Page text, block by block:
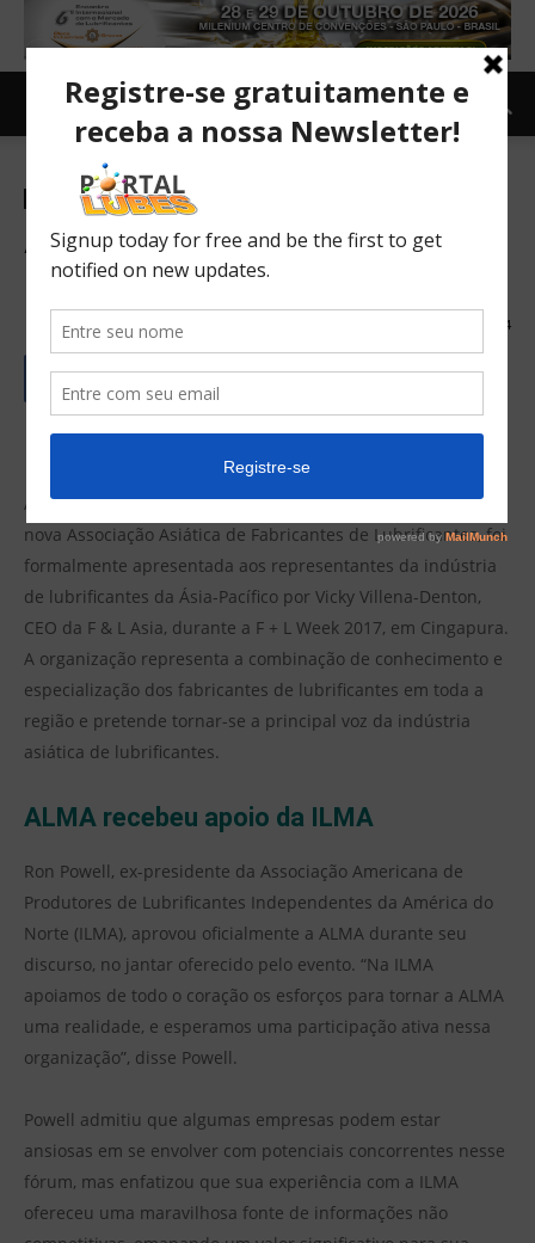
Mercado Internacional
ALMA nasce com apoio da
indústria asiática
15/03/2017 134
A ALMA (Asian Lubricants Manufacturers Association), a
nova Associação Asiática de Fabricantes de Lubrificantes, foi
formalmente apresentada aos representantes da indústria
de lubrificantes da Ásia-Pacífico por Vicky Villena-Denton,
CEO da F & L Asia, durante a F + L Week 2017, em Cingapura.
A organização representa a combinação de conhecimento e
especialização dos fabricantes de lubrificantes em toda a
região e pretende tornar-se a principal voz da indústria
asiática de lubrificantes.
ALMA recebeu apoio da ILMA
Ron Powell, ex-presidente da Associação Americana de
Produtores de Lubrificantes Independentes da América do
Norte (ILMA), aprovou oficialmente a ALMA durante seu
discurso, no jantar oferecido pelo evento. “Na ILMA
apoiamos de todo o coração os esforços para tornar a ALMA
uma realidade, e esperamos uma participação ativa nessa
organização”, disse Powell.
Powell admitiu que algumas empresas podem estar
ansiosas em se envolver com potenciais concorrentes nesse
fórum, mas enfatizou que sua experiência com a ILMA
ofereceu uma maravilhosa fonte de informações não